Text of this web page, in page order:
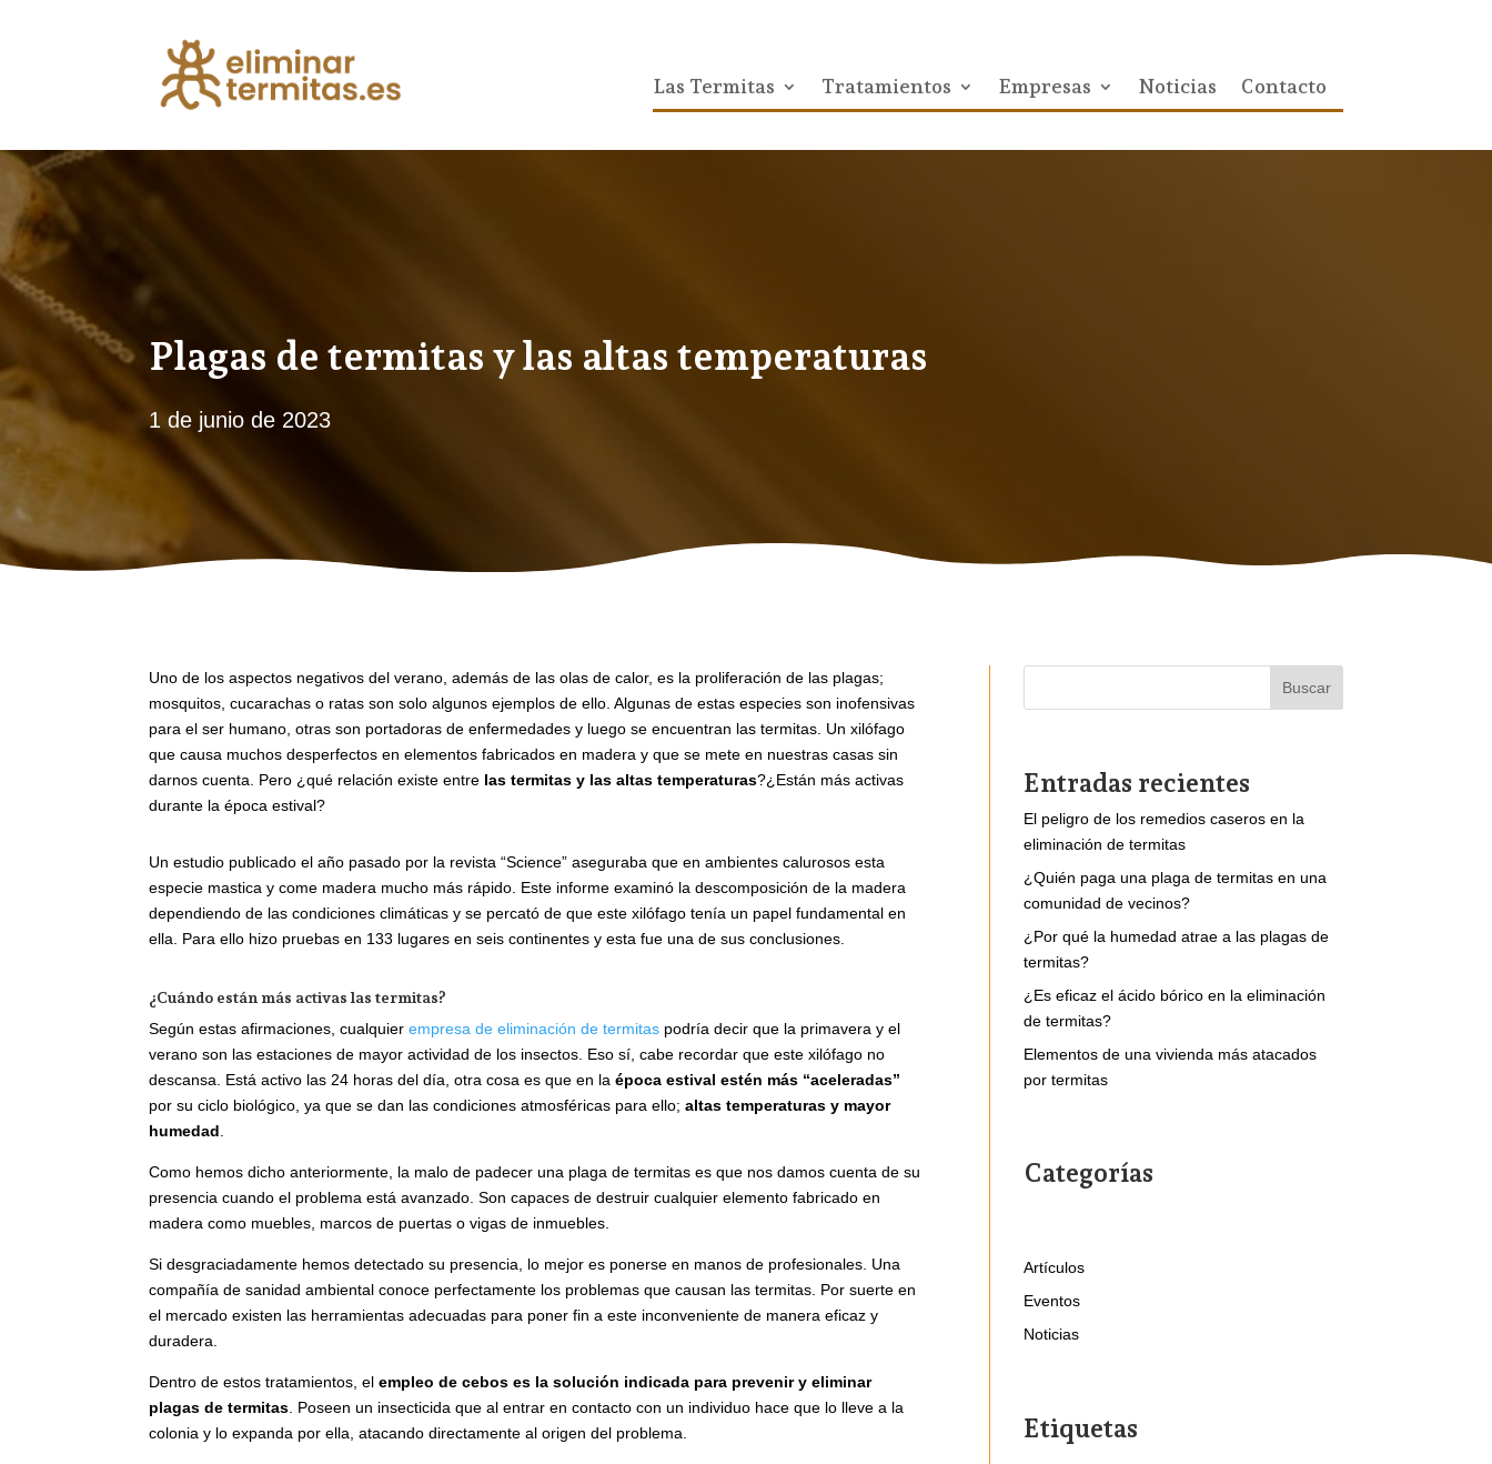
Las Termitas Tratamientos Empresas Noticias Contacto
Plagas de termitas y las altas temperaturas
1 de junio de 2023
Uno de los aspectos negativos del verano, además de las olas de calor, es la proliferación de las plagas;
mosquitos, cucarachas o ratas son solo algunos ejemplos de ello. Algunas de estas especies son inofensivas
para el ser humano, otras son portadoras de enfermedades y luego se encuentran las termitas. Un xilófago
que causa muchos desperfectos en elementos fabricados en madera y que se mete en nuestras casas sin
darnos cuenta. Pero ¿qué relación existe entre las termitas y las altas temperaturas?¿Están más activas
durante la época estival?
Un estudio publicado el año pasado por la revista “Science” aseguraba que en ambientes calurosos esta
especie mastica y come madera mucho más rápido. Este informe examinó la descomposición de la madera
dependiendo de las condiciones climáticas y se percató de que este xilófago tenía un papel fundamental en
ella. Para ello hizo pruebas en 133 lugares en seis continentes y esta fue una de sus conclusiones.
¿Cuándo están más activas las termitas?
Según estas afirmaciones, cualquierempresa de eliminación de termitas podría decir que la primavera y el
verano son las estaciones de mayor actividad de los insectos. Eso sí, cabe recordar que este xilófago no
descansa. Está activo las 24 horas del día, otra cosa es que en laépoca estival estén más “aceleradas”
por su ciclo biológico, ya que se dan las condiciones atmosféricas para ello;altas temperaturas y mayor
humedad
Como hemos dicho anteriormente, la malo de padecer una plaga de termitas es que nos damos cuenta de su
presencia cuando el problema está avanzado. Son capaces de destruir cualquier elemento fabricado en
madera como muebles, marcos de puertas o vigas de inmuebles.
Si desgraciadamente hemos detectado su presencia, lo mejor es ponerse en manos de profesionales. Una
compañía de sanidad ambiental conoce perfectamente los problemas que causan las termitas. Por suerte en
el mercado existen las herramientas adecuadas para poner fin a este inconveniente de manera eficaz y
duradera.
Dentro de estos tratamientos, elempleo de cebos es la solución indicada para prevenir y eliminar
plagas de termitas . Poseen un insecticida que al entrar en contacto con un individuo hace que lo lleve a la
colonia y lo expanda por ella, atacando directamente al origen del problema.
Buscar
Entradas recientes
El peligro de los remedios caseros en la
eliminación de termitas
¿Quién paga una plaga de termitas en una
comunidad de vecinos?
¿Por qué la humedad atrae a las plagas de
termitas?
¿Es eficaz el ácido bórico en la eliminación
de termitas?
Elementos de una vivienda más atacados
por termitas
Categorías
Artículos
Eventos
Noticias
Etiquetas